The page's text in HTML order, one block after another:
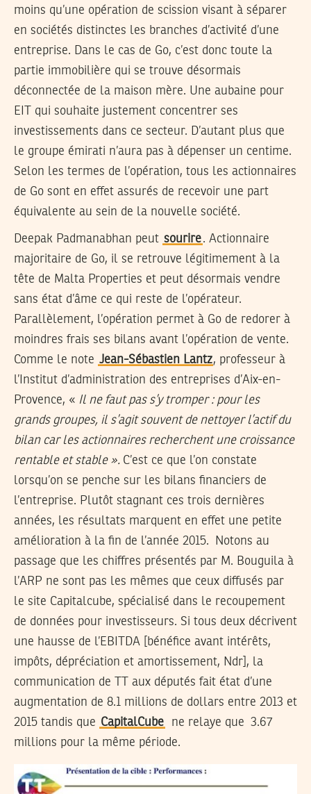
moins qu’une opération de scission visant à séparer
en sociétés distinctes les branches d’activité d’une
entreprise. Dans le cas de Go, c’est donc toute la
partie immobilière qui se trouve désormais
déconnectée de la maison mère. Une aubaine pour
EIT qui souhaite justement concentrer ses
investissements dans ce secteur. D’autant plus que
le groupe émirati n’aura pas à dépenser un centime.
Selon les termes de l’opération, tous les actionnaires
de Go sont en effet assurés de recevoir une part
équivalente au sein de la nouvelle société.
Deepak Padmanabhan peut sourire. Actionnaire
majoritaire de Go, il se retrouve légitimement à la
tête de Malta Properties et peut désormais vendre
sans état d’âme ce qui reste de l’opérateur.
Parallèlement, l’opération permet à Go de redorer à
moindres frais ses bilans avant l’opération de vente.
Comme le note Jean-Sébastien Lantz, professeur à
l’Institut d’administration des entreprises d’Aix-en-
Provence, « Il ne faut pas s’y tromper : pour les
grands groupes, il s’agit souvent de nettoyer l’actif du
bilan car les actionnaires recherchent une croissance
rentable et stable ». C’est ce que l’on constate
lorsqu’on se penche sur les bilans financiers de
l’entreprise. Plutôt stagnant ces trois dernières
années, les résultats marquent en effet une petite
amélioration à la fin de l’année 2015. Notons au
passage que les chiffres présentés par M. Bouguila à
l’ARP ne sont pas les mêmes que ceux diffusés par
le site Capitalcube, spécialisé dans le recoupement
de données pour investisseurs. Si tous deux décrivent
une hausse de l’EBITDA [bénéfice avant intérêts,
impôts, dépréciation et amortissement, Ndr], la
communication de TT aux députés fait état d’une
augmentation de 8.1 millions de dollars entre 2013 et
2015 tandis que CapitalCube
ne relaye que 3.67
millions pour la même période.